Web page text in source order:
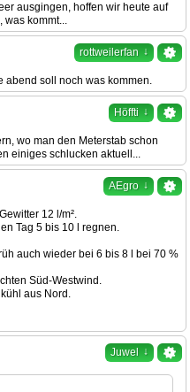
ausgingen, hoffen wir heute auf
was kommt...
rottweilerfan ↓
abend soll noch was kommen.
Höffti ↓
wo man den Meterstab schon
einiges schlucken aktuell...
AEgro ↓
12 l/m².
Tag 5 bis 10 l regnen.
auch wieder bei 6 bis 8 l bei 70 %
Süd-Westwind.
aus Nord.
Juwel ↓